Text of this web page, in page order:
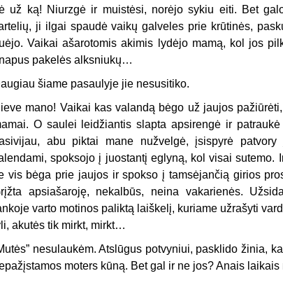
už ką! Niurzgė ir muistėsi, norėjo sykiu eiti. Bet
ji ilgai spaudė vaikų galveles prie krūtinės,
Vaikai ašarotomis akimis lydėjo mamą, kol jos
pakelės alksniukų…
šiame pasaulyje jie nesusitiko.
mano! Vaikai kas valandą bėgo už jaujos
O saulei leidžiantis slapta apsirengė ir
abu piktai mane nužvelgė, įsispyrė
spoksojo į juostantį eglyną, kol visai
vis bėga prie jaujos ir spokso į tamsėjančią girios
apsiašaroję, nekalbūs, neina vakarienės.
varto motinos paliktą laiškelį, kuriame užrašyti
akutės tik mirkt, mirkt…
nesulaukėm. Atslūgus potvyniui, pasklido žinia,
moters kūną. Bet gal ir ne jos? Anais